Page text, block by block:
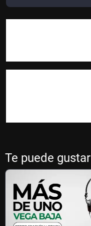
Te puede gustar